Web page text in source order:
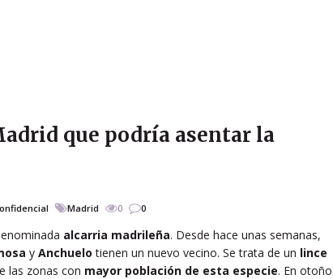
que podría asentar la
Madrid 0 0
alcarria madrileña. Desde hace unas semanas,
y Anchuelo tienen un nuevo vecino. Se trata de un lince
las zonas con mayor población de esta especie. En otoño